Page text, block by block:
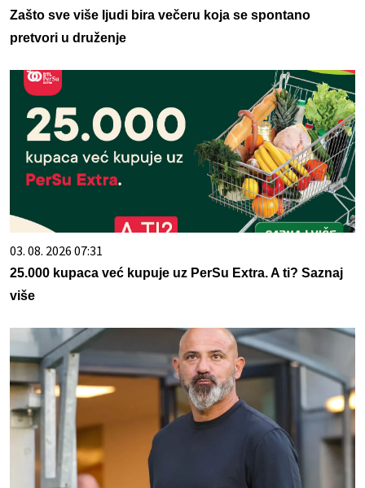
Zašto sve više ljudi bira večeru koja se spontano
pretvori u druženje
03. 08. 2026 07:31
25.000 kupaca već kupuje uz PerSu Extra. A ti? Saznaj
više